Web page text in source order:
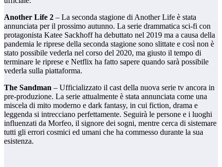
Another Life 2 – La seconda stagione di Another Life è stata
annunciata per il prossimo autunno. La serie drammatica sci-fi con
protagonista Katee Sackhoff ha debuttato nel 2019 ma a causa della
pandemia le riprese della seconda stagione sono slittate e così non è
stato possibile vederla nel corso del 2020, ma giusto il tempo di
terminare le riprese e Netflix ha fatto sapere quando sarà possibile
vederla sulla piattaforma.
The Sandman – Ufficializzato il cast della nuova serie tv ancora in
pre-produzione. La serie attualmente è stata annunciata come una
miscela di mito moderno e dark fantasy, in cui fiction, drama e
leggenda si intrecciano perfettamente. Seguirà le persone e i luoghi
influenzati da Morfeo, il signore dei sogni, mentre cerca di sistemare
tutti gli errori cosmici ed umani che ha commesso durante la sua
esistenza.